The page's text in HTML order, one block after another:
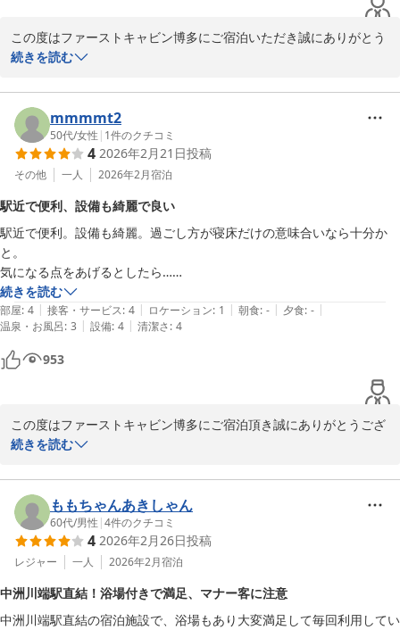
この度はファーストキャビン博多にご宿泊いただき誠にありがとう
ございます。
当館の立地や清潔感につきまして、お褒めのお言葉をいただき、ス
タッフ一同大変嬉しく思います。
一方で、館内は構造上音が響きやすいため、騒音によりご不便をお
かけしましたこと心よりお詫び申し上げます。
巡回の強化やお声掛けなどを行い、可能な限り快適にお過ごしいた
貴重なご意見をお寄せいただき、ありがとうございました。
また機会がございましたら、ファーストキャビン博多をご利用いた
だけますと幸いでございます。
ファーストキャビン博多
2026-07-28
続きを読む
mmmmt2
50代/女性 | 1件のクチコミ
4 2026年2月21日投稿
その他 一人 2026年2月宿泊
駅近で便利、設備も綺麗で良い
駅近で便利。設備も綺麗。過ごし方が寝床だけの意味合いなら十分か
と。
気になる点をあげるとしたら…
①脱衣所が洗面台と近くて混雑時は手狭に感じるかも。
②音の問題だけ場所により気になるかも。ドミトリータイプと同様でグ
ループ利用に、かち合わなければ心配も少ない。
③大浴場は大きなお風呂に入れる…って、いうのだけで考えれば有難い
設備。
他の気になる同タイプが満室で、こちらに泊まりましたが良かったで
す。
続きを読む
部屋: 4 | 接客・サービス: 4 | ロケーション: 1 | 朝食: - | 夕食: - |
温泉・お風呂: 3 | 設備: 4 | 清潔さ: 4
953
この度はファーストキャビン博多にご宿泊頂き誠にありがとうござ
います。
多くのご意見・感想をお寄せいただき感謝申し上げます。今後とも
館内美化等サービス向上に努めお客様をお迎えして参りたいと思い
ます。またの機会がございましたらファーストキャビン博多をご検
討頂ければと思います。
ファーストキャビン博多
2026-02-22
続きを読む
ももちゃんあきしゃん
60代/男性 |4件のクチコミ
4 2026年2月26日投稿
レジャー 一人 2026年2月宿泊
中洲川端駅直結！浴場付きで満足、マナー客に注意
中洲川端駅直結の宿泊施設で、浴場もあり大変満足して毎回利用してい